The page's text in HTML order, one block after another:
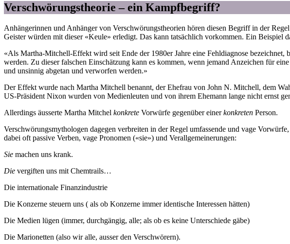
Verschwörungstheorie – ein Kampfbegriff?
Anhängerinnen und Anhänger von Verschwörungstheorien hören diesen Begriff in der
Geister würden mit dieser «Keule» erledigt. Das kann tatsächlich vorkommen. Ein
«Als Martha-Mitchell-Effekt wird seit Ende der 1980er Jahre eine Fehldiagnose
werden. Zu dieser falschen Einschätzung kann es kommen, wenn jemand Anzeichen für
und unsinnig abgetan und verworfen werden.»
Der Effekt wurde nach Martha Mitchell benannt, der Ehefrau von John N. Mitchell, dem
US-Präsident Nixon wurden von Medienleuten und von ihrem Ehemann lange nicht ernst
Allerdings äusserte Martha Mitchel konkrete Vorwürfe gegenüber einerkonkreten Person.
Verschwörungsmythologen dagegen verbreiten in der Regel umfassende und vage
dabei oft passive Verben, vage Pronomen («sie») und Verallgemeinerungen:
Sie machen uns krank.
Die vergiften uns mit Chemtrails…
Die internationale Finanzindustrie
Die Konzerne steuern uns ( als ob Konzerne immer identische Interessen hätten)
Die Medien lügen (immer, durchgängig, alle; als ob es keine Unterschiede gäbe)
Die Marionetten (also wir alle, ausser den Verschwörern).